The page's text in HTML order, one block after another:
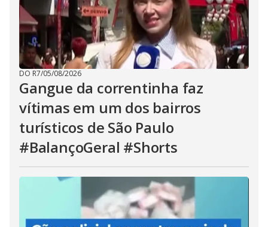
DO R7/05/08/2026
Gangue da correntinha faz
vítimas em um dos bairros
turísticos de São Paulo
#BalançoGeral #Shorts